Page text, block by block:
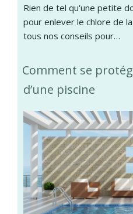
Rien de tel qu'une petite
pour enlever le chlore de
tous nos conseils pour…
Comment se
d’une piscine